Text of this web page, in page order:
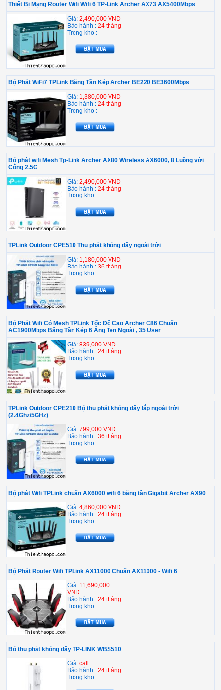
Thiết Bị Mạng Router Wifi Wifi 6 TP-Link Archer AX73 AX5400Mbps
Giá: 2,490,000 VND
Bảo hành : 24 tháng
Trong kho :
Bộ Phát WiFi7 TPLink Băng Tần Kép Archer BE220 BE3600Mbps
Giá: 1,380,000 VND
Bảo hành : 24 tháng
Trong kho :
Bộ phát wifi Mesh Tp-Link Archer AX80 Wireless AX6000, 8 Luồng với
Cổng 2.5G
Giá: 2,490,000 VND
Bảo hành : 24 tháng
Trong kho :
TPLink Outdoor CPE510 Thu phát không dây ngoài trời
Giá: 1,180,000 VND
Bảo hành : 36 tháng
Trong kho :
Bộ Phát Wifi Có Mesh TPLink Tốc Độ Cao Archer C86 Chuẩn
AC1900Mbps Băng Tần Kép 6 Ăng Ten Ngoài , 35 User
Giá: 839,000 VND
Bảo hành : 24 tháng
Trong kho :
TPLink Outdoor CPE210 Bộ thu phát không dây lắp ngoài trời
(2.4Ghz/5GHz)
Giá: 799,000 VND
Bảo hành : 36 tháng
Trong kho :
Bộ phát Wifi TPLink chuẩn AX6000 wifi 6 băng tần Gigabit Archer AX90
Giá: 4,860,000 VND
Bảo hành : 24 tháng
Trong kho :
Bộ Phát Router Wifi TPLink AX11000 Chuẩn AX11000 - Wifi 6
Giá: 11,690,000
VND
Bảo hành : 24 tháng
Trong kho :
Bộ thu phát không dây TP-LINK WBS510
Giá: call
Bảo hành : 24 tháng
Trong kho :